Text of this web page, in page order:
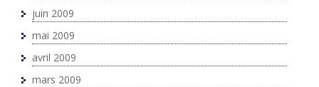
juin 2009
mai 2009
avril 2009
mars 2009